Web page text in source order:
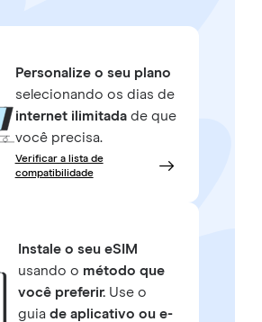
Personalize o seu plano
selecionando os dias de
internet ilimitadade que
você precisa.
Verificar a lista de
compatibilidade
Instale o seu eSIM
usando o método que
você preferir.Use o
guia de aplicativo ou e-